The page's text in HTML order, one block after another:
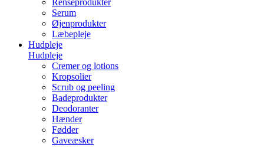
Renseprodukter
Serum
Øjenprodukter
Læbepleje
Hudpleje
Hudpleje
Cremer og lotions
Kropsolier
Scrub og peeling
Badeprodukter
Deodoranter
Hænder
Fødder
Gaveæsker